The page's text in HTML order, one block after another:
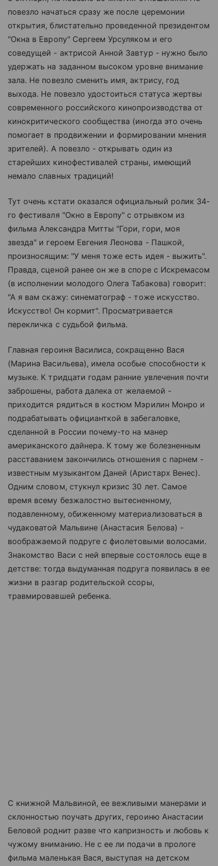
повезло начаться сразу же после церемонии
открытия, блистательно проведенной президентом
"Окна в Европу" Сергеем Урсуляком и его
соведущей - актрисой Анной Завтур - нужно было
удержать на заданном высоком уровне внимание
зала. Не повезло сменить имя, актрису, год
выхода. Не повезло удостоиться статуса жертвы
современного российского кинопроизводства от
кинокритического сообщества (иногда это очень
помогает в продвижении и формировании мнения
зрителей). А повезло - открывать один из
старейших кинофестивалей страны, имеющий
немало славных традиций!
Тут очень кстати оказался официальный ролик 34-
го фестиваля "Окно в Европу" с отрывком из
фильма Александра Митты "Гори, гори, моя
звезда" и героем Евгения Леонова - Пашкой,
произносящим: "У меня тоже есть идея - выжить".
Правда, сценой ранее он же в споре с Искремасом
(в исполнении молодого Олега Табакова) говорит:
"А я вам скажу: синематограф - тоже искусство.
Искусство! Он кормит". Просматривается
перекличка с судьбой фильма.
Главная героиня Василиса, сокращенно Вася
(Марина Васильева), имела особые способности к
музыке. К тридцати годам ранние увлечения почти
заброшены, работа далека от желаемой -
приходится рядиться в костюм Мэрилин Монро и
подрабатывать официанткой в забегаловке,
сделанной в России почему-то на манер
американского дайнера. К тому же болезненным
расставанием закончились отношения с парнем -
известным музыкантом Даней (Аристарх Венес).
Одним словом, стукнул кризис 30 лет. Самое
время всему безжалостно вытесненному,
подавленному, обиженному материализоваться в
чудаковатой Мальвине (Анастасия Белова) -
воображаемой подруге с фиолетовыми волосами.
Знакомство Васи с ней впервые состоялось еще в
детстве: тогда выдуманная подруга появилась в ее
жизни в разгар родительской ссоры,
травмировавшей ребенка.
С книжной Мальвиной, ее вежливыми манерами и
склонностью поучать других, героиню Анастасии
Беловой роднит разве что капризность и любовь к
чужому вниманию. Не с ее ли подачи в прологе
фильма маленькая Вася, выступая на детском